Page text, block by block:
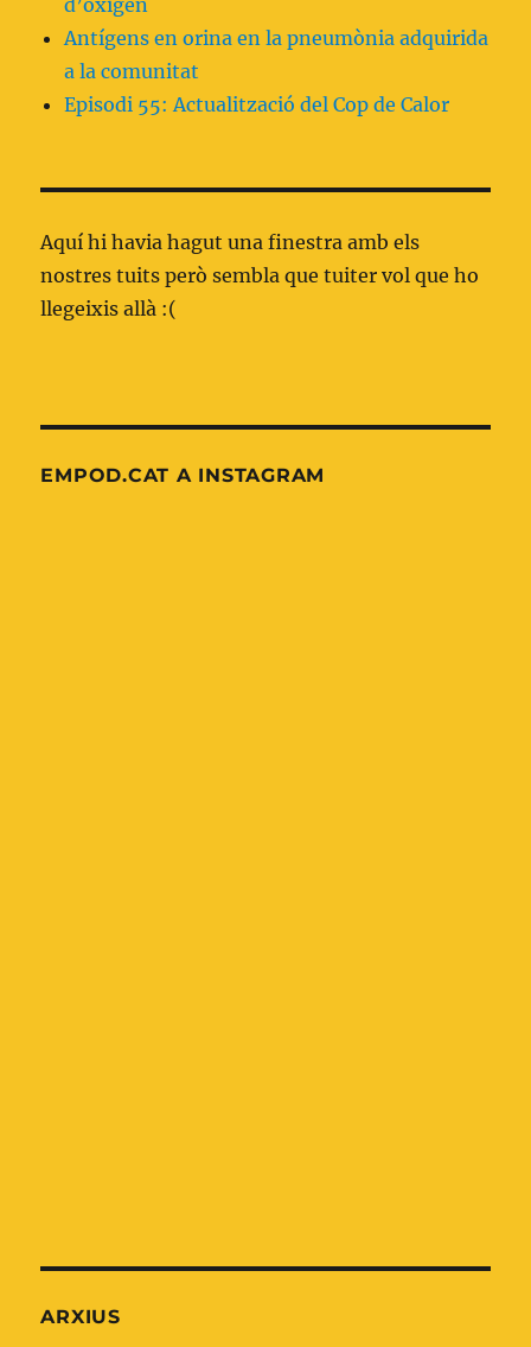
Antígens en orina en la pneumònia adquirida
a la comunitat
Episodi 55: Actualització del Cop de Calor
Aquí hi havia hagut una finestra amb els
nostres tuits però sembla que tuiter vol que ho
llegeixis allà :(
EMPOD.CAT A INSTAGRAM
de
que
ARXIUS